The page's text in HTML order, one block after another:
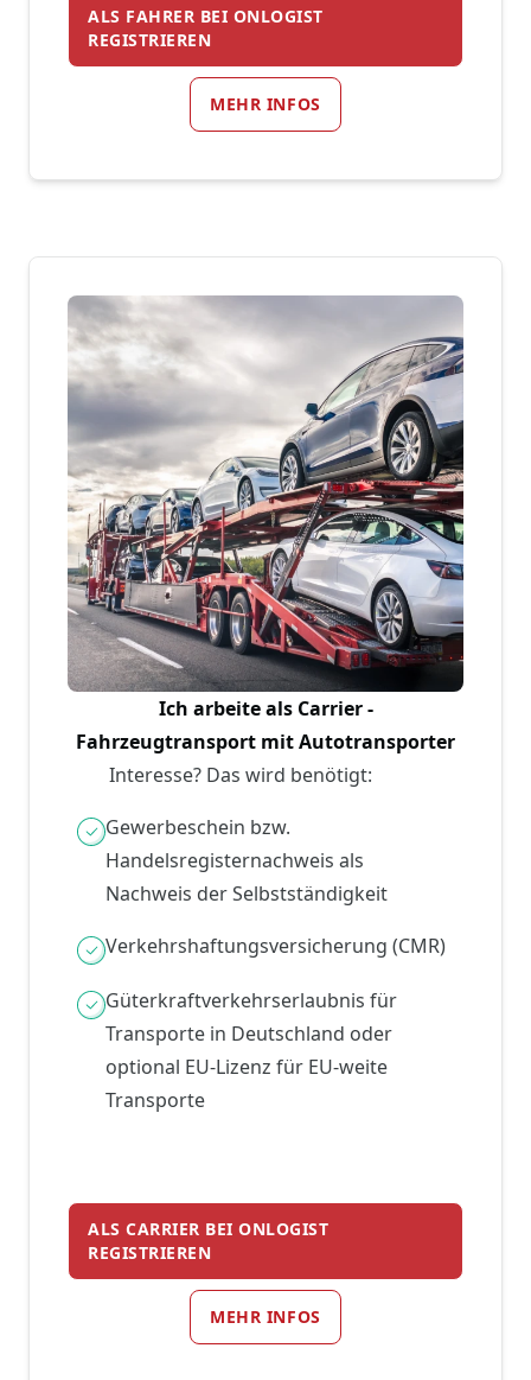
ALS FAHRER BEI ONLOGIST
REGISTRIEREN
MEHR INFOS
Ich arbeite als Carrier -
Fahrzeugtransport mit Autotransporter
Interesse? Das wird benötigt:
Gewerbeschein bzw.
Handelsregisternachweis als
Nachweis der Selbstständigkeit
Verkehrshaftungsversicherung (CMR)
Güterkraftverkehrserlaubnis für
Transporte in Deutschland oder
optional EU-Lizenz für EU-weite
Transporte
ALS CARRIER BEI ONLOGIST
REGISTRIEREN
MEHR INFOS